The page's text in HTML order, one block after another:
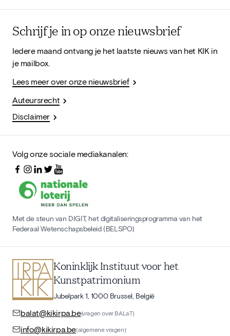
Schrijf je in op onze nieuwsbrief
Iedere maand ontvang je het laatste nieuws van het KIK in
je mailbox.
Lees meer over onze nieuwsbrief
Auteursrecht
Disclaimer
Volg onze sociale mediakanalen:
Met de steun van DIGIT, het digitaliseringsprogramma van het
Federaal Wetenschapsbeleid (BELSPO)
Koninklijk Instituut voor het
Kunstpatrimonium
Jubelpark 1, 1000 Brussel, België
balat@kikirpa.be(vragen over BALaT)
info@kikirpa.be(algemene vragen)